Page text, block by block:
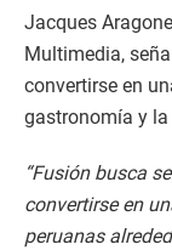
Jacques
Multimedia,
convertirse en
gastronomía y
“Fusión busca
convertirse en
peruanas